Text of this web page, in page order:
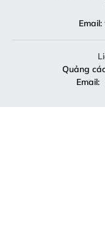
Email:
Quảng
Email: